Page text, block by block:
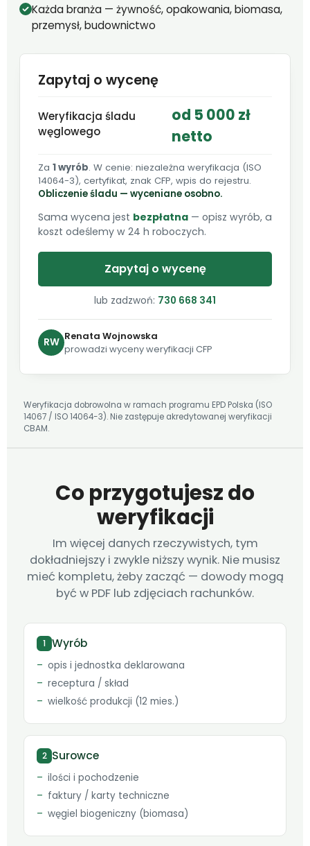
Każda branża — żywność, opakowania, biomasa,
przemysł, budownictwo
Zapytaj o wycenę
Weryfikacja śladu
węglowego
od 5 000 zł
netto
Za 1 wyrób. W cenie: niezależna weryfikacja (ISO
14064-3), certyfikat, znak CFP, wpis do rejestru.
Obliczenie śladu — wyceniane osobno.
Sama wycena jest bezpłatna — opisz wyrób, a
koszt odeślemy w 24 h roboczych.
Zapytaj o wycenę
lub zadzwoń: 730 668 341
RW Renata Wojnowska
prowadzi wyceny weryfikacji CFP
Weryfikacja dobrowolna w ramach programu EPD Polska (ISO
14067 / ISO 14064-3). Nie zastępuje akredytowanej weryfikacji
CBAM.
Co przygotujesz do
weryfikacji
Im więcej danych rzeczywistych, tym
dokładniejszy i zwykle niższy wynik. Nie musisz
mieć kompletu, żeby zacząć — dowody mogą
być w PDF lub zdjęciach rachunków.
1 Wyrób
opis i jednostka deklarowana
receptura / skład
wielkość produkcji (12 mies.)
2 Surowce
ilości i pochodzenie
faktury / karty techniczne
węgiel biogeniczny (biomasa)